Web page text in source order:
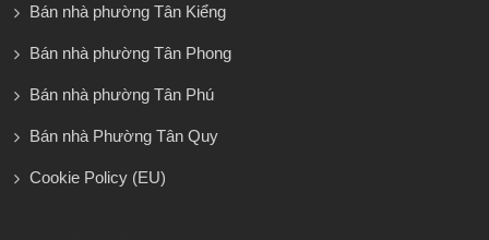
Bán nhà phường Tân Kiểng
Bán nhà phường Tân Phong
Bán nhà phường Tân Phú
Bán nhà Phường Tân Quy
Cookie Policy (EU)